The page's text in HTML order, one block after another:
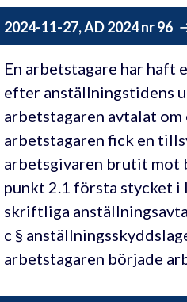
2024-11-27, AD 2024 nr 96
En arbetstagare har haft
efter anställningstidens
arbetstagaren avtalat
arbetstagaren fick en
arbetsgivaren brutit mot
punkt 2.1 första stycket i
skriftliga
c §
arbetstagaren började